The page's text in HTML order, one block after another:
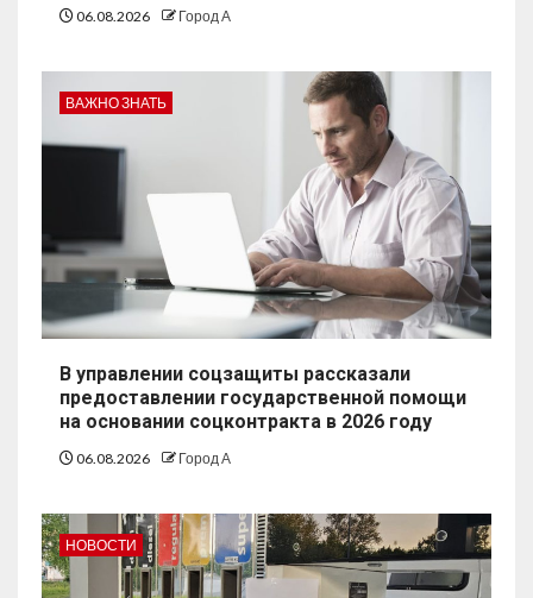
06.08.2026 Город А
ВАЖНО ЗНАТЬ
В управлении соцзащиты рассказали
предоставлении государственной помощи
на основании соцконтракта в 2026 году
06.08.2026 Город А
НОВОСТИ